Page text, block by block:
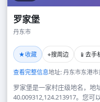
罗家堡
丹东市
★收藏 ⌖搜周边 📱 去手
查看完整信息地址: 丹东市东港市
罗家堡是一家村庄级地名，地
40.009312,124.213917。您